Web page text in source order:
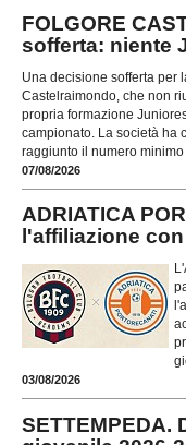
FOLGORE
sofferta: niente
Una decisione sofferta per
Castelraimondo, che non
propria formazione
campionato. La società ha
raggiunto il numero minimo
07/08/2026
ADRIATICA
l'affiliazione
03/08/2026
SETTEMPEDA.